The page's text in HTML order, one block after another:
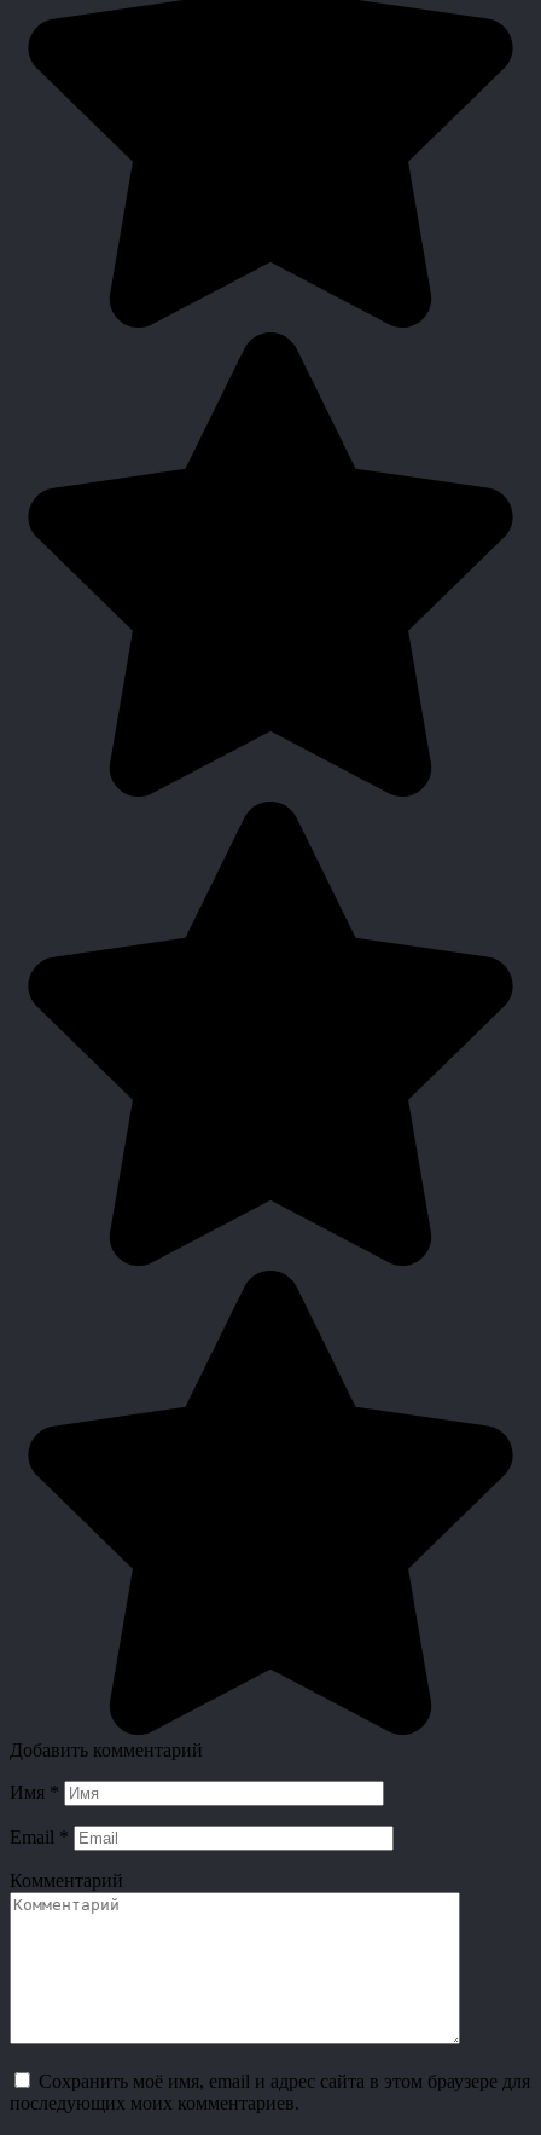
Добавить комментарий
Имя *
Email *
Комментарий
Сохранить моё имя, email и адрес сайта в этом браузере для
последующих моих комментариев.